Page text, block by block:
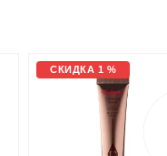
СКИДКА 1 %